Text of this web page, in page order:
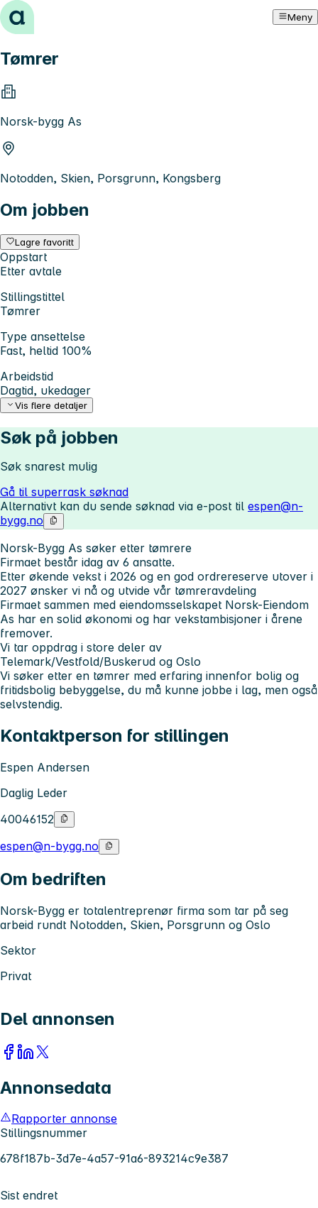
Hopp til innhold Meny
Tømrer
Norsk-bygg As
Notodden, Skien, Porsgrunn, Kongsberg
Om jobben
Lagre favoritt
Oppstart
Etter avtale
Stillingstittel
Tømrer
Type ansettelse
Fast, heltid 100%
Arbeidstid
Dagtid, ukedager
Vis flere detaljer
Søk på jobben
Søk snarest mulig
Gå til superrask søknad
Alternativt kan du sende søknad via e-post til espen@n-
bygg.no
Norsk-Bygg As søker etter tømrere
Firmaet består idag av 6 ansatte.
Etter økende vekst i 2026 og en god ordrereserve utover i
2027 ønsker vi nå og utvide vår tømreravdeling
Firmaet sammen med eiendomsselskapet Norsk-Eiendom
As har en solid økonomi og har vekstambisjoner i årene
fremover.
Vi tar oppdrag i store deler av
Telemark/Vestfold/Buskerud og Oslo
Vi søker etter en tømrer med erfaring innenfor bolig og
fritidsbolig bebyggelse, du må kunne jobbe i lag, men også
selvstendig.
Kontaktperson for stillingen
Espen Andersen
Daglig Leder
40046152
espen@n-bygg.no
Om bedriften
Norsk-Bygg er totalentreprenør firma som tar på seg
arbeid rundt Notodden, Skien, Porsgrunn og Oslo
Sektor
Privat
Del annonsen
Annonsedata
Rapporter annonse
Stillingsnummer
678f187b-3d7e-4a57-91a6-893214c9e387
Sist endret